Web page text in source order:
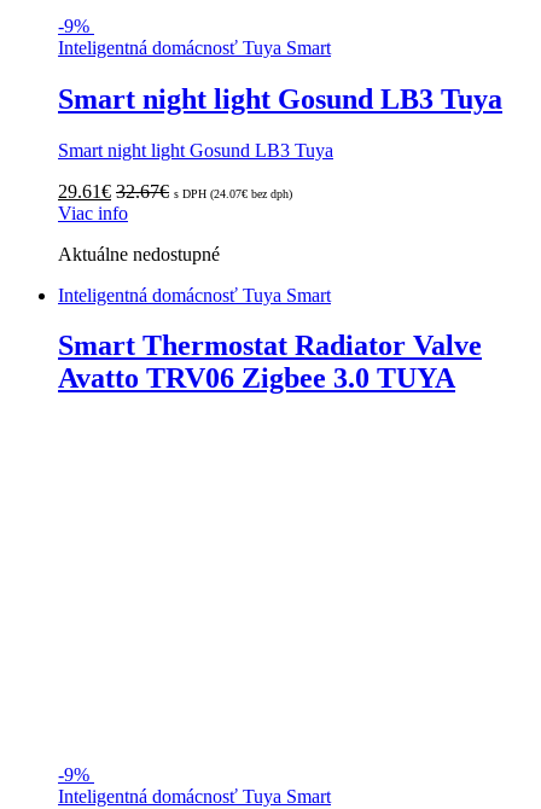
-9%
Inteligentná domácnosť Tuya Smart
Smart night light Gosund LB3 Tuya
Smart night light Gosund LB3 Tuya
29.61€ 32.67€ s DPH (24.07€ bez dph)
Viac info
Aktuálne nedostupné
Inteligentná domácnosť Tuya Smart
Smart Thermostat Radiator Valve
Avatto TRV06 Zigbee 3.0 TUYA
-9%
Inteligentná domácnosť Tuya Smart